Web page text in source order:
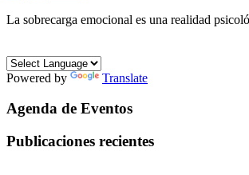
La sobrecarga emocional es una realidad
Powered by Translate
Agenda de Eventos
Publicaciones recientes